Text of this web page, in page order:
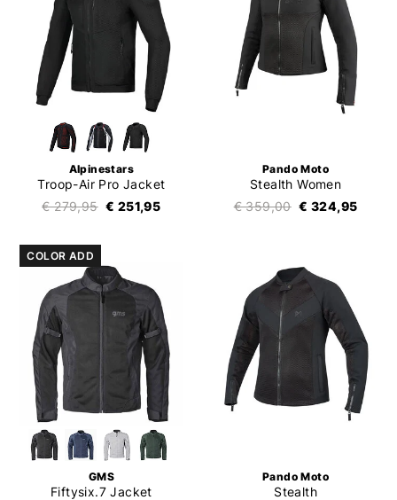
Alpinestars
Troop-Air Pro Jacket
€ 279,95 € 251,95
Pando Moto
Stealth Women
€ 359,00 € 324,95
COLOR ADD
GMS
Fiftysix.7 Jacket
Pando Moto
Stealth